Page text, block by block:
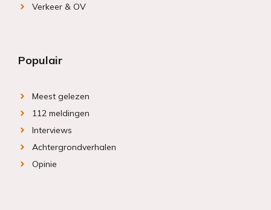
Verkeer & OV
Populair
Meest gelezen
112 meldingen
Interviews
Achtergrondverhalen
Opinie